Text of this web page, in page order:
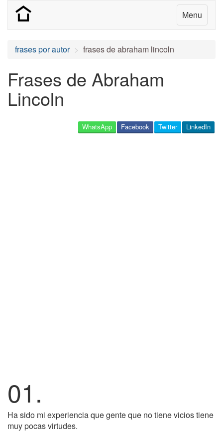
Menu
frases por autor frases de abraham lincoln
Frases de Abraham
Lincoln
LinkedIn
Twitter
Facebook
WhatsApp
01.
Ha sido mi experiencia que gente que no tiene vicios tiene
muy pocas virtudes.